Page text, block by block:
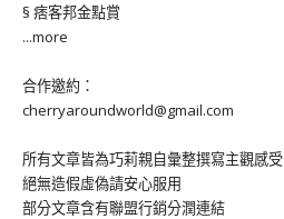
§ 痞客邦金點賞
...more
合作邀約：
cherryaroundworld@gmail.com
所有文章皆為巧莉親自彙整撰寫主觀感受
絕無造假虛偽請安心服用
部分文章含有聯盟行銷分潤連結